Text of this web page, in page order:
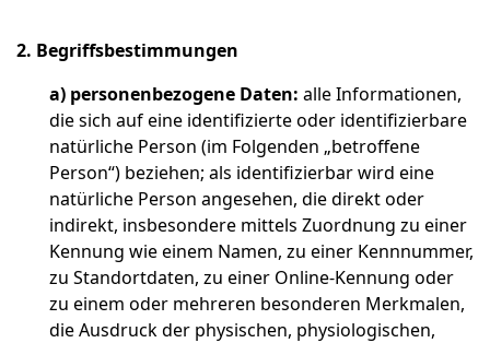
2. Begriffsbestimmungen
a) personenbezogene Daten: alle Informationen,
die sich auf eine identifizierte oder identifizierbare
natürliche Person (im Folgenden „betroffene
Person“) beziehen; als identifizierbar wird eine
natürliche Person angesehen, die direkt oder
indirekt, insbesondere mittels Zuordnung zu einer
Kennung wie einem Namen, zu einer Kennnummer,
zu Standortdaten, zu einer Online-Kennung oder
zu einem oder mehreren besonderen Merkmalen,
die Ausdruck der physischen, physiologischen,